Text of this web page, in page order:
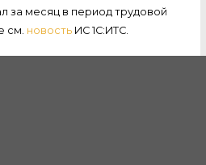
за месяц в период трудовой
см. новостьИС 1С:ИТС.